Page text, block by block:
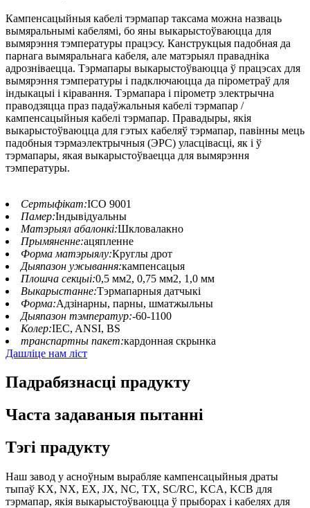
Кампенсацыйныя кабелі тэрмапар таксама можна назваць
вымяральнымі кабелямі, бо яны выкарыстоўваюцца для
вымярэння тэмпературы працэсу. Канструкцыя падобная да
парнага вымяральнага кабеля, але матэрыял правадніка
адрозніваецца. Тэрмапары выкарыстоўваюцца ў працэсах для
вымярэння тэмпературы і падключаюцца да пірометраў для
індыкацыі і кіравання. Тэрмапара і пірометр электрычна
праводзяцца праз падаўжальныя кабелі тэрмапар /
кампенсацыйныя кабелі тэрмапар. Правадыры, якія
выкарыстоўваюцца для гэтых кабеляў тэрмапар, павінны мець
падобныя тэрмаэлектрычныя (ЭРС) уласцівасці, як і ў
тэрмапары, якая выкарыстоўваецца для вымярэння
тэмпературы.
Сертыфікат:ІСО 9001
Памер:Індывідуальны
Матэрыял абалонкі:Шкловалакно
Прымяненне:ацяпленне
Форма матэрыялу:Круглы дрот
Дыяпазон ужывання:кампенсацыя
Плошча секцыі:0,5 мм2, 0,75 мм2, 1,0 мм
Выкарыстанне:Тэрмапарныя датчыкі
Форма:Адзінарны, парны, шматжыльны
Дыяпазон тэмператур:-60-1100
Колер:IEC, ANSI, BS
транспартны пакет:кардонная скрынка
Дашліце нам ліст
Падрабязнасці прадукту
Часта задаваныя пытанні
Тэгі прадукту
Наш завод у асноўным вырабляе кампенсацыйныя драты
тыпаў KX, NX, EX, JX, NC, TX, SC/RC, KCA, KCB для
тэрмапар, якія выкарыстоўваюцца ў прыборах і кабелях для